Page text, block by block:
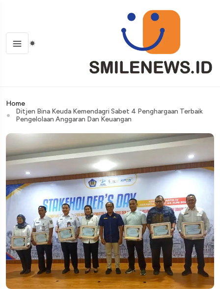
Home
Ditjen Bina Keuda Kemendagri Sabet 4 Penghargaan Terbaik
Pengelolaan Anggaran Dan Keuangan